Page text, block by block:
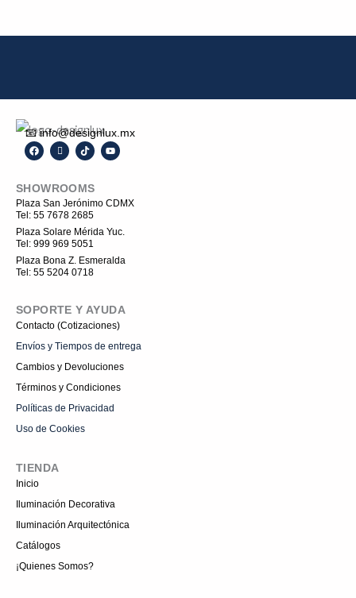
📧 info@designlux.mx
F
a
b
o
o
k
I
c
-
i
n
s
t
a
g
r
a
m
T
i
o
k
Y
o
b
e
SHOWROOMS
Plaza San Jerónimo CDMX
Tel: 55 7678 2685
Plaza Solare Mérida Yuc.
Tel: 999 969 5051
Plaza Bona Z. Esmeralda
Tel: 55 5204 0718
SOPORTE Y AYUDA
Contacto (Cotizaciones)
Envíos y Tiempos de entrega
Cambios y Devoluciones
Términos y Condiciones
Políticas de Privacidad
Uso de Cookies
TIENDA
Inicio
Iluminación Decorativa
Iluminación Arquitectónica
Catálogos
¡Quienes Somos?